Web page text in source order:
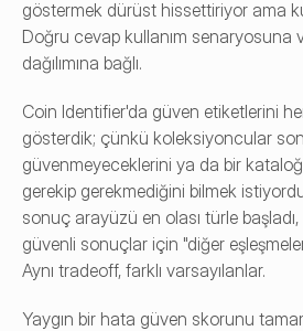
göstermek dürüst hissettiriyor ama
Doğru cevap kullanım senaryosuna
dağılımına bağlı.
Coin Identifier'da güven etiketlerini
gösterdik; çünkü koleksiyoncular
güvenmeyeceklerini ya da bir
gerekip gerekmediğini bilmek
sonuç arayüzü en olası türle
güvenli sonuçlar için "diğer
Aynı tradeoff, farklı varsayılanlar.
Yaygın bir hata güven skorunu